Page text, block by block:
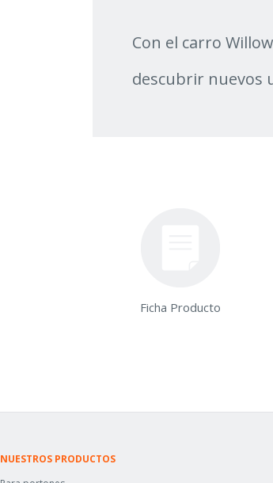
Con el carro
descubrir nuevos
Ficha Producto
NUESTROS PRODUCTOS